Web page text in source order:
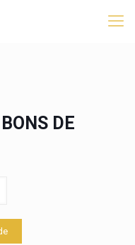
DE